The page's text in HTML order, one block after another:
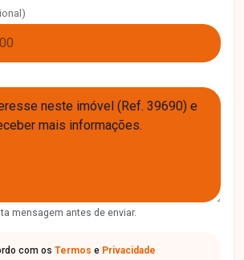
mensagem antes de enviar.
com os Termos e Privacidade